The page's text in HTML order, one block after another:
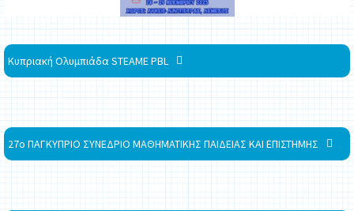
Κυπριακή Ολυμπιάδα STEAME PBL
27ο ΠΑΓΚΥΠΡΙΟ ΣΥΝΕΔΡΙΟ ΜΑΘΗΜΑΤΙΚΗΣ ΠΑΙΔΕΙΑΣ ΚΑΙ ΕΠΙΣΤΗΜΗΣ